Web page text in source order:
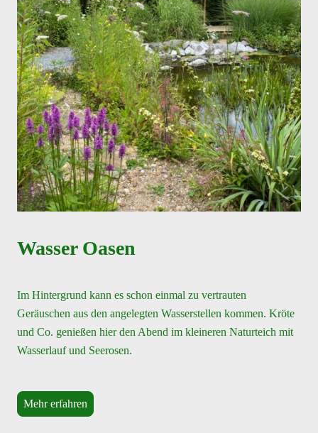
Wasser Oasen
Im Hintergrund kann es schon einmal zu vertrauten
Geräuschen aus den angelegten Wasserstellen kommen. Kröte
und Co. genießen hier den Abend im kleineren Naturteich mit
Wasserlauf und Seerosen.
Mehr erfahren